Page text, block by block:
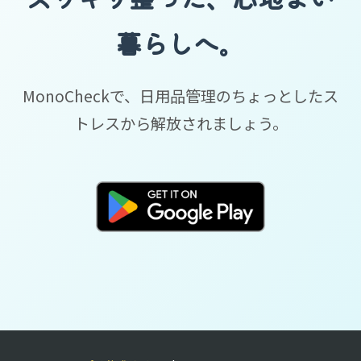
暮らしへ。
MonoCheckで、日用品管理のちょっとしたス
トレスから解放されましょう。